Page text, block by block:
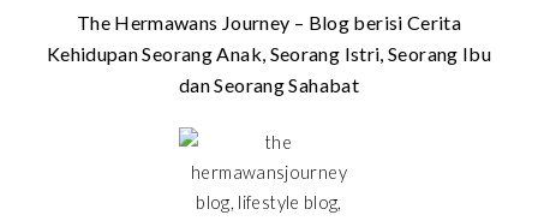
The Hermawans Journey – Blog berisi Cerita
Kehidupan Seorang Anak, Seorang Istri, Seorang Ibu
dan Seorang Sahabat